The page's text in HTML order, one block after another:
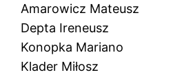
Amarowicz Mateusz
Depta Ireneusz
Konopka Mariano
Klader Miłosz